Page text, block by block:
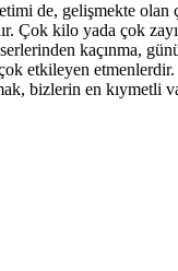
de, gelişmekte olan
Çok kilo yada çok
kaçınma,
etkileyen
bizlerin en kıymetli